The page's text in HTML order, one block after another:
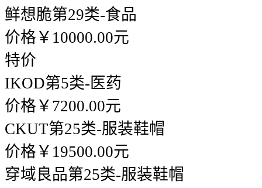
鲜想脆第29类-食品
价格￥10000.00元
特价
IKOD第5类-医药
价格￥7200.00元
CKUT第25类-服装鞋帽
价格￥19500.00元
穿域良品第25类-服装鞋帽